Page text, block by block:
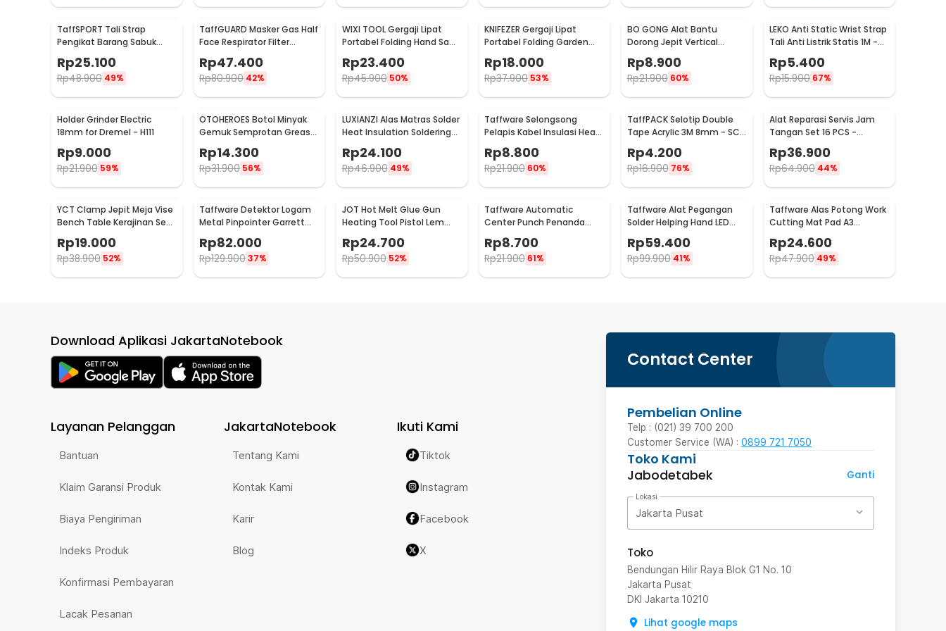
TaffSPORT Tali Strap
Pengikat Barang Sabuk
Rp25.100
Rp48.900 49%
TaffGUARD Masker Gas Half
Face Respirator Filter
Rp47.400
Rp80.900 42%
WIXI TOOL Gergaji Lipat
Portabel Folding Hand Saw
39cm - JSZ-002
Rp23.400
Rp45.900 50%
KNIFEZER Gergaji Lipat
Portabel Folding Garden
Hand Saw - LA145
Rp18.000
Rp37.900 53%
BO GONG Alat Bantu
Dorong Jepit Vertical
Toggle Clamp Hold Down
Handle - GH-13009
Rp8.900
Rp21.900 60%
LEKO Anti Static Wrist Strap
Tali Anti Listrik Statis 1M -
Rp5.400
Rp15.900 67%
Holder Grinder Electric
18mm for Dremel - H111
Rp9.000
Rp21.900 59%
OTOHEROES Botol Minyak
Gemuk Semprotan Grease
Gun 250ml - Q001
Rp14.300
Rp31.900 56%
LUXIANZI Alas Matras Solder
Heat Insulation Soldering
Rp24.100
Rp46.900 49%
Taffware Selongsong
Pelapis Kabel Insulasi Heat
Shrink Tube 127 PCS - RSG-
AHZ
Rp8.800
Rp21.900 60%
TaffPACK Selotip Double
Tape Acrylic 3M 8mm - SC-
Rp4.200
Rp16.900 76%
Alat Reparasi Servis Jam
Tangan Set 16 PCS -
WW082
Rp36.900
Rp64.900 44%
YCT Clamp Jepit Meja Vise
Bench Table Kerajinan Seni
Rp19.000
Rp38.900 52%
Taffware Detektor Logam
Metal Pinpointer Garrett
Waterproof - 1166000
Rp82.000
Rp129.90037%
JOT Hot Melt Glue Gun
Heating Tool Pistol Lem
302
Rp24.700
Rp50.900 52%
Taffware Automatic
Center Punch Penanda
Titik Bor
Rp8.700
Rp21.900 61%
Taffware Alat Pegangan
Solder Helping Hand LED
801
Rp59.400
Rp99.900 41%
Taffware Alas Potong Work
Cutting Mat Pad A3
45x30cm
Rp24.600
Rp47.900 49%
Contact Center
Pembelian Online
Telp : (021) 39 700 200
Customer Service (WA) : 0899 721 7050
Toko Kami
Jabodetabek
Ganti
Lokasi
Jakarta Pusat
Toko
Bendungan Hilir Raya Blok G1 No. 10
Jakarta Pusat
DKI Jakarta 10210
Lihat google maps
Download Aplikasi JakartaNotebook
Layanan Pelanggan
Bantuan
Klaim Garansi Produk
Biaya Pengiriman
Indeks Produk
Konfirmasi Pembayaran
Lacak Pesanan
JakartaNotebook
Tentang Kami
Kontak Kami
Karir
Blog
Ikuti Kami
Tiktok
Instagram
Facebook
X